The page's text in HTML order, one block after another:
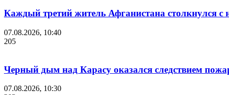
Каждый третий житель Афганистана столкнулся
07.08.2026, 10:40
205
Черный дым над Карасу оказался следствием
07.08.2026, 10:30